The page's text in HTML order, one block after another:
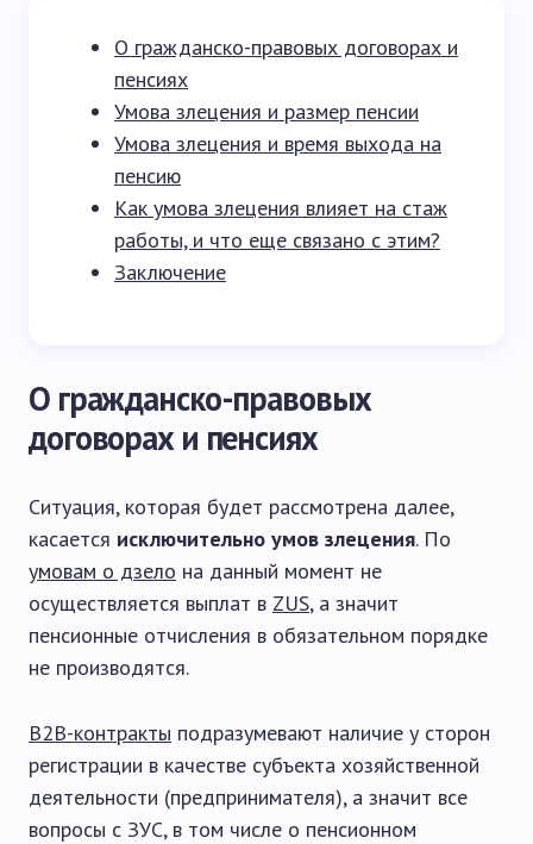
О гражданско-правовых договорах и
пенсиях
Умова злецения и размер пенсии
Умова злецения и время выхода на
пенсию
Как умова злецения влияет на стаж
работы, и что еще связано с этим?
Заключение
О гражданско-правовых
договорах и пенсиях
Ситуация, которая будет рассмотрена далее,
касается исключительно умов злецения. По
умовам о дзело на данный момент не
осуществляется выплат в ZUS, а значит
пенсионные отчисления в обязательном порядке
не производятся.
B2B-контракты подразумевают наличие у сторон
регистрации в качестве субъекта хозяйственной
деятельности (предпринимателя), а значит все
вопросы с ЗУС, в том числе о пенсионном